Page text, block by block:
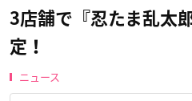
3店舗で『忍たま乱太
定！
ニュース